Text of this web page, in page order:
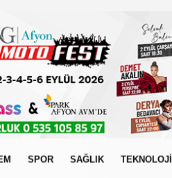
SPOR SAĞLIK TEKNOLOJİ